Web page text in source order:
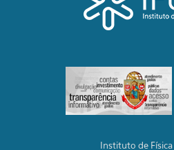
Instituto de